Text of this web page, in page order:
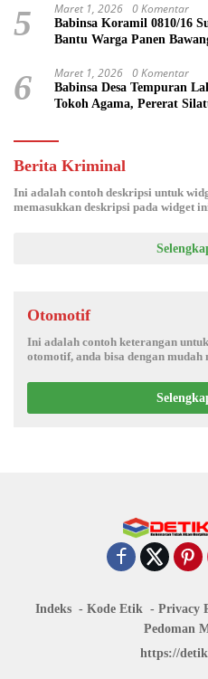
5 Maret 1, 2026 0 Komentar
Babinsa Koramil 0810/16
Bantu Warga Panen
6 Maret 1, 2026 0 Komentar
Babinsa Desa Tempuran
Tokoh Agama, Pererat
Berita Kriminal
Ini adalah contoh deskripsi untuk
memasukkan deskripsi pada widget
Otomotif
Ini adalah contoh keterangan
otomotif, anda bisa dengan mudah
Indeks Kode Etik Privacy
Pedoman
https://